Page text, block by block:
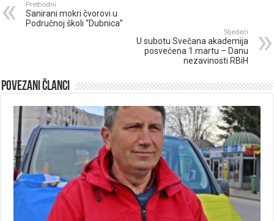
Prethodni
Sanirani mokri čvorovi u
Područnoj školi “Dubnica”
Sljedeći
U subotu Svečana akademija
posvećena 1.martu – Danu
nezavinosti RBiH
Povezani članci